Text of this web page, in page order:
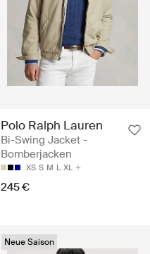
Polo Ralph Lauren
Bi-Swing Jacket -
Bomberjacken
XS S M L XL
245 €
Neue Saison